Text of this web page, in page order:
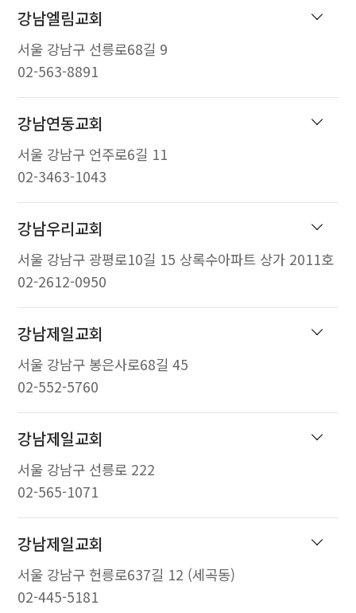
강남엘림교회
서울 강남구 선릉로68길 9
02-563-8891
강남연동교회
서울 강남구 언주로6길 11
02-3463-1043
강남우리교회
서울 강남구 광평로10길 15 상록수아파트 상가 2011호
02-2612-0950
강남제일교회
서울 강남구 봉은사로68길 45
02-552-5760
강남제일교회
서울 강남구 선릉로 222
02-565-1071
강남제일교회
서울 강남구 헌릉로637길 12 (세곡동)
02-445-5181